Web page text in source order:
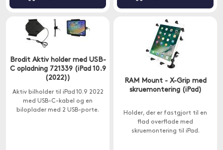
Brodit Aktiv holder med USB-
C opladning 721339 (iPad 10.9
(2022))
Aktiv bilholder til iPad 10.9 2022
med USB-C-kabel og en
biloplader med 2 USB-porte.
RAM Mount - X-Grip med
skruemontering (iPad)
Holder, der er fastgjort til en
flad overflade med
skruemontering til iPad.